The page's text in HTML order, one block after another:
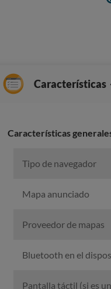
Características
Características
Tipo de navegador
Mapa anunciado
Proveedor de mapas
Bluetooth en el
Pantalla táctil (si es